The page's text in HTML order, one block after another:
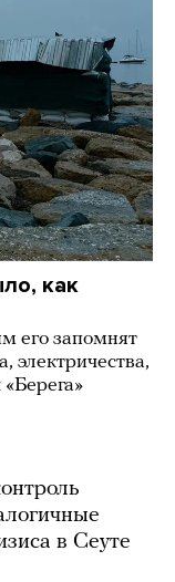
как
его запомнят
электричества,
в Сеуте